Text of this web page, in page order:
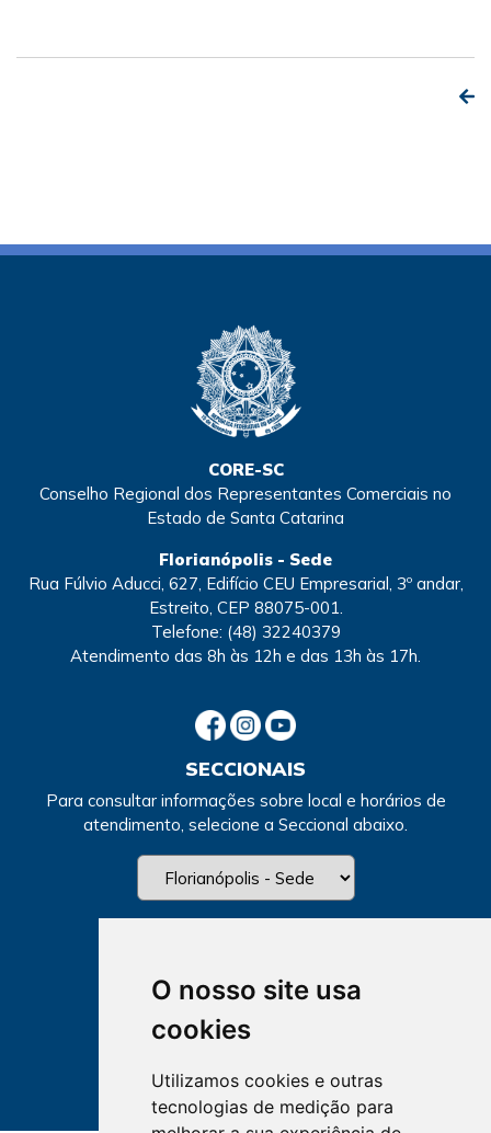
O nosso site usa
cookies
Utilizamos cookies e outras
tecnologias de medição para
CORE-SC
Conselho Regional dos Representantes Comerciais no
Estado de Santa Catarina
Florianópolis - Sede
Rua Fúlvio Aducci, 627, Edifício CEU Empresarial, 3º andar,
Estreito, CEP 88075-001.
Telefone: (48) 32240379
Atendimento das 8h às 12h e das 13h às 17h.
SECCIONAIS
Para consultar informações sobre local e horários de
atendimento, selecione a Seccional abaixo.